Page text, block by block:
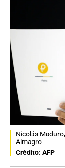
Nicolás
Almagro
Crédito: AFP